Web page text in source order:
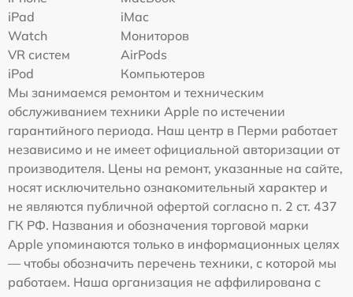
iPad
iMac
Watch
Мониторов
VR систем
AirPods
iPod
Компьютеров
Мы занимаемся ремонтом и техническим
обслуживанием техники Apple по истечении
гарантийного периода. Наш центр в Перми работает
независимо и не имеет официальной авторизации от
производителя. Цены на ремонт, указанные на сайте,
носят исключительно ознакомительный характер и
не являются публичной офертой согласно п. 2 ст. 437
ГК РФ. Названия и обозначения торговой марки
Apple упоминаются только в информационных целях
— чтобы обозначить перечень техники, с которой мы
работаем. Наша организация не аффилирована с